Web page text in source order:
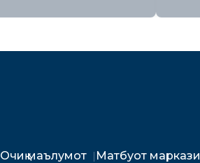
Очиқ маълумот Матбуот маркази